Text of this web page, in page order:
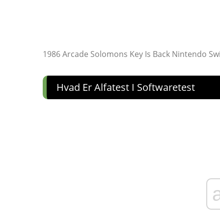
1986 Arcade Solomons Key Is Back Nintendo
Hvad Er Alfatest I Softwaretest